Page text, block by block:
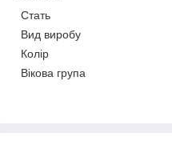
Стать
Вид виробу
Колір
Вікова група